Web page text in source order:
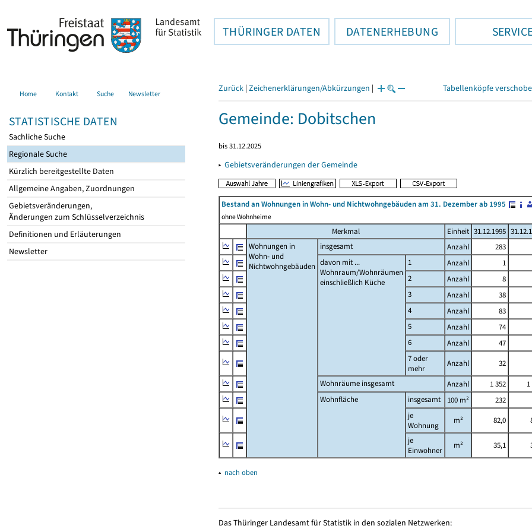
THÜRINGER DATEN DATENERHEBUNG
Home Kontakt Suche Newsletter
STATISTISCHE DATEN
Sachliche Suche
Regionale Suche
Kürzlich bereitgestellte Daten
Allgemeine Angaben, Zuordnungen
Gebietsveränderungen,
Änderungen zum Schlüsselverzeichnis
Definitionen und Erläuterungen
Newsletter
Zurück | Zeichenerklärungen/Abkürzungen | Tabellenköpfe
Gemeinde: Dobitschen
bis 31.12.2025
▸ Gebietsveränderungen der Gemeinde
Bestand an Wohnungen in Wohn- und Nichtwohngebäuden am 31. Dezember ab 1995
ohne Wohnheime
Merkmal Einheit 31.12.1995
Wohnungen in
Wohn- und
Nichtwohngebäuden
insgesamt Anzahl 283
davon mit ...
Wohnraum/Wohnräumen
einschließlich Küche
1 Anzahl 1
2
Anzahl 8
3
Anzahl 38
4
Anzahl 83
5
Anzahl 74
6
Anzahl 47
7 oder
mehr
Anzahl 32
Wohnräume insgesamt
Anzahl 1 352
Wohnfläche
insgesamt 100 m² 232
je
Wohnung
m² 82,0
je
Einwohner
m² 35,1
▴ nach oben
Das Thüringer Landesamt für Statistik in den sozialen Netzwerken: